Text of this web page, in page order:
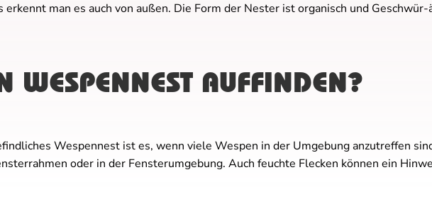
man es auch von außen. Die Form der Nester ist organisch und Geschwür-
WESPENNEST AUFFINDEN?
Wespennest ist es, wenn viele Wespen in der Umgebung anzutreffen
oder in der Fensterumgebung. Auch feuchte Flecken können ein